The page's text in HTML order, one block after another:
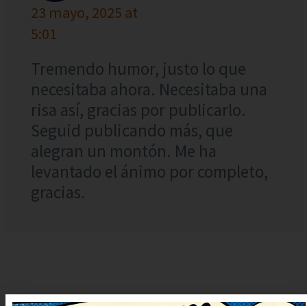
23 mayo, 2025 at
5:01
Tremendo humor, justo lo que
necesitaba ahora. Necesitaba una
risa así, gracias por publicarlo.
Seguid publicando más, que
alegran un montón. Me ha
levantado el ánimo por completo,
gracias.